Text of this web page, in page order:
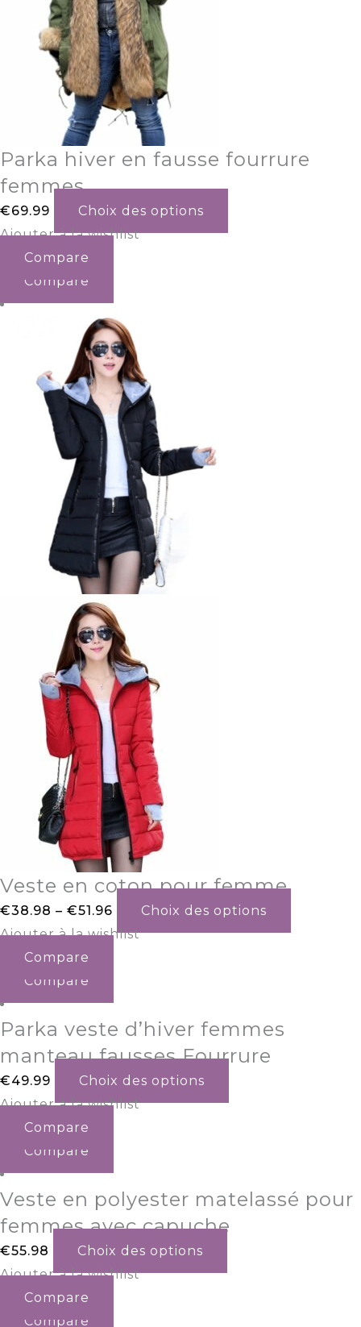
Parka hiver en fausse fourrure
femmes
€69.99
Choix des options
Ajouter à la wishlist
Compare
Compare
Veste en coton pour femme
€38.98 – €51.96
Choix des options
Ajouter à la wishlist
Compare
Compare
Parka veste d’hiver femmes
manteau fausses Fourrure
€49.99
Choix des options
Ajouter à la wishlist
Compare
Compare
Veste en polyester matelassé pour
femmes avec capuche
€55.98
Choix des options
Ajouter à la wishlist
Compare
Compare